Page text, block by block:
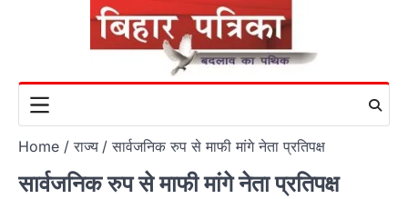
Home राज्य सार्वजनिक रुप से माफी मांगे नेता प्रतिपक्ष
सार्वजनिक रुप से माफी मांगे नेता प्रतिपक्ष